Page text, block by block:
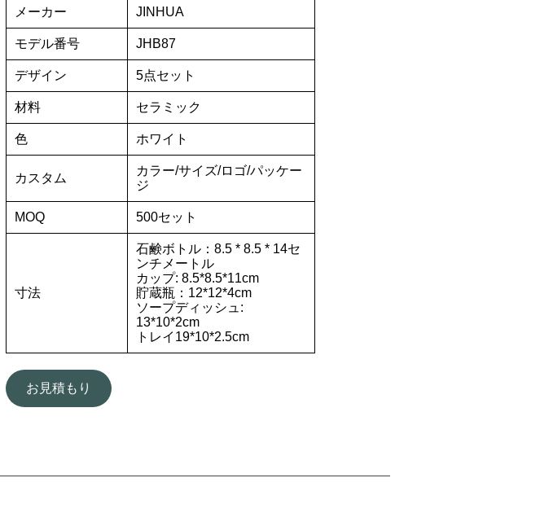
メーカー JINHUA
モデル番号 JHB87
デザイン 5点セット
材料 セラミック
色 ホワイト
カスタム
カラー/サイズ/ロゴ/パッケー
ジ
MOQ 500セット
寸法
石鹸ボトル：8.5 * 8.5 * 14セ
ンチメートル
カップ: 8.5*8.5*11cm
貯蔵瓶：12*12*4cm
ソープディッシュ:
13*10*2cm
トレイ19*10*2.5cm
お見積もり